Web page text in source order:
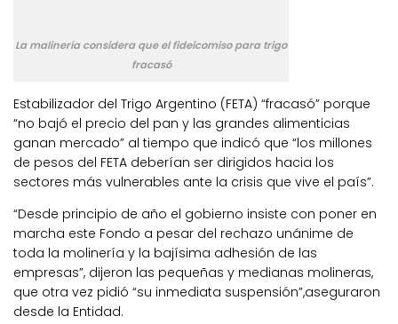
La malinería considera que el fideicomiso para trigo
fracasó
Estabilizador del Trigo Argentino (FETA) “fracasó” porque
“no bajó el precio del pan y las grandes alimenticias
ganan mercado” al tiempo que indicó que “los millones
de pesos del FETA deberían ser dirigidos hacia los
sectores más vulnerables ante la crisis que vive el país”.
“Desde principio de año el gobierno insiste con poner en
marcha este Fondo a pesar del rechazo unánime de
toda la molinería y la bajísima adhesión de las
empresas”, dijeron las pequeñas y medianas molineras,
que otra vez pidió “su inmediata suspensión”,aseguraron
desde la Entidad.